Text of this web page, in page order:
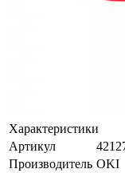
Характеристики
Артикул
Производитель OKI